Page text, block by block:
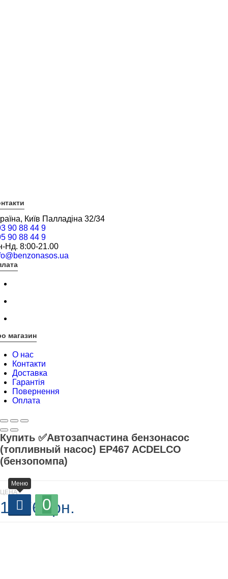
Київ Палладіна 32/34
90 88 44 9
90 88 44 9
Нд. 8:00-21.00
магазин
О нас
Контакти
Доставка
Гарантія
Повернення
Оплата
Купить ✅Автозапчастина бензонасос
(топливный насос) EP467 ACDELCO
(бензопомпа)
ЦЕНА
1 376 грн.
Меню
0